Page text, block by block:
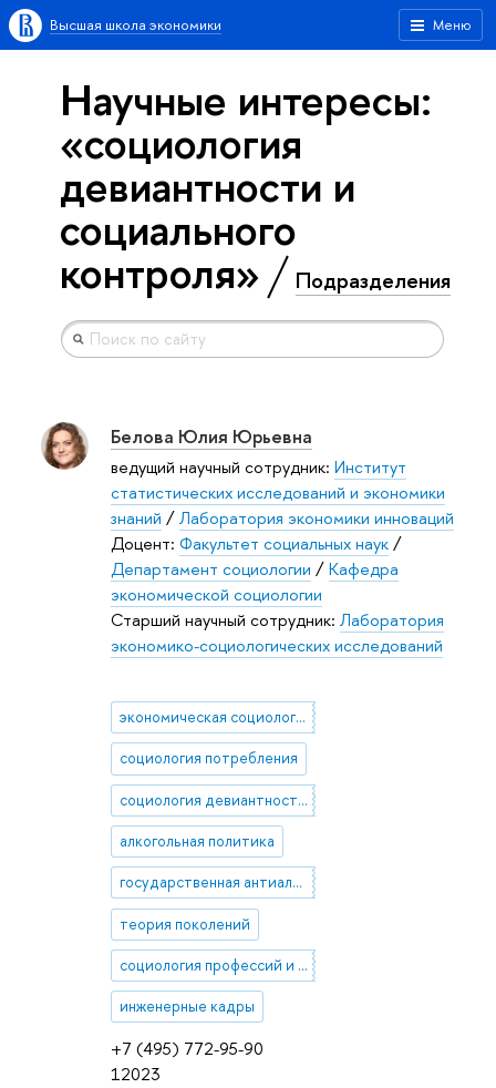
Меню
Высшая школа экономики
Научные интересы:
«социология
девиантности и
социального
контроля» Подразделения
+7 (495) 772-95-90
12023
Белова Юлия Юрьевна
ведущий научный сотрудник: Институт
статистических исследований и экономики
знаний /Лаборатория экономики инноваций
Доцент: Факультет социальных наук/
Департамент социологии /Кафедра
экономической социологии
Старший научный сотрудник: Лаборатория
экономико-социологических исследований
экономическая социология
социология потребления
социология девиантности и социального контроля
алкогольная политика
государственная антиалкогольная политика
теория поколений
социология профессий и занятий
инженерные кадры